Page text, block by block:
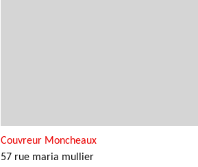
Couvreur Moncheaux
57 rue maria mullier